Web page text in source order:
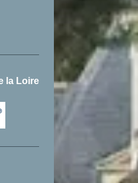
la Loire